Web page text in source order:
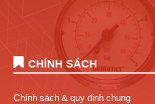
CHÍNH SÁCH
Chính sách & quy định chung